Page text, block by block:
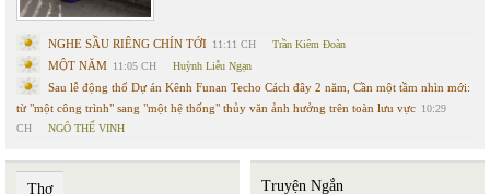
NGHE SẦU RIÊNG CHÍN TỚI 11:11 CH Trần Kiêm Đoàn
MỘT NĂM 11:05 CH Huỳnh Liễu Ngạn
Sau lễ động thổ Dự án Kênh Funan Techo Cách đây 2 năm, Cần một tầm nhìn mới:
từ "một công trình" sang "một hệ thống" thủy văn ảnh hưởng trên toàn lưu vực 10:29
CH
NGÔ THẾ VINH
Thơ Truyện Ngắn